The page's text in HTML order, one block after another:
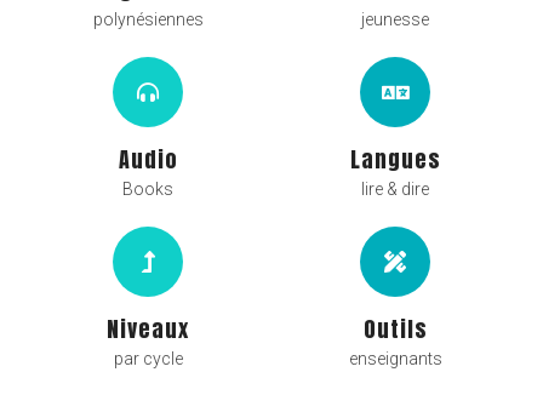
polynésiennes jeunesse
Audio
Books
Langues
lire & dire
Niveaux
par cycle
Outils
enseignants